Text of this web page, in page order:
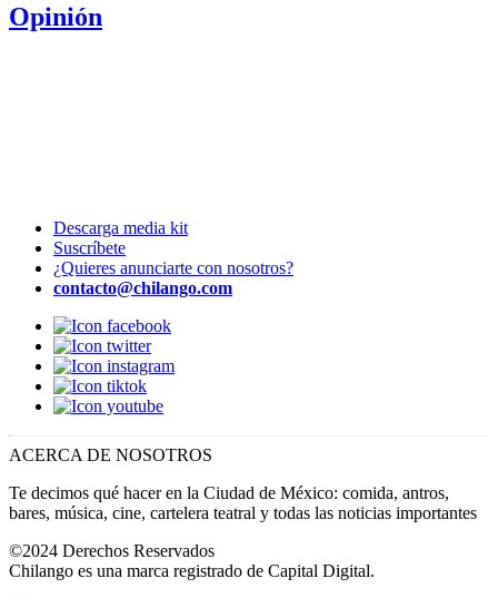
Opinión
Descarga media kit
Suscríbete
¿Quieres anunciarte con nosotros?
contacto@chilango.com
ACERCA DE NOSOTROS
Te decimos qué hacer en la Ciudad de México: comida, antros,
bares, música, cine, cartelera teatral y todas las noticias importantes
©2024 Derechos Reservados
Chilango es una marca registrado de Capital Digital.